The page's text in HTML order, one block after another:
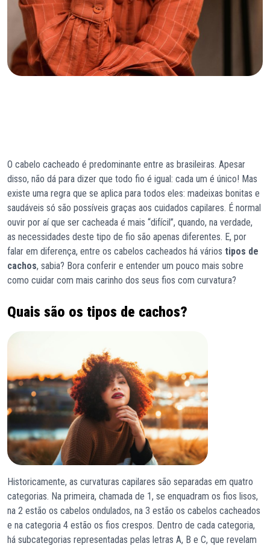
O cabelo cacheado é predominante entre as brasileiras. Apesar
disso, não dá para dizer que todo fio é igual: cada um é único! Mas
existe uma regra que se aplica para todos eles: madeixas bonitas e
saudáveis só são possíveis graças aos cuidados capilares. É normal
ouvir por aí que ser cacheada é mais “difícil”, quando, na verdade,
as necessidades deste tipo de fio são apenas diferentes. E, por
falar em diferença, entre os cabelos cacheados há vários tipos de
cachos, sabia? Bora conferir e entender um pouco mais sobre
como cuidar com mais carinho dos seus fios com curvatura?
Quais são os tipos de cachos?
Historicamente, as curvaturas capilares são separadas em quatro
categorias. Na primeira, chamada de 1, se enquadram os fios lisos,
na 2 estão os cabelos ondulados, na 3 estão os cabelos cacheados
e na categoria 4 estão os fios crespos. Dentro de cada categoria,
há subcategorias representadas pelas letras A, B e C, que revelam